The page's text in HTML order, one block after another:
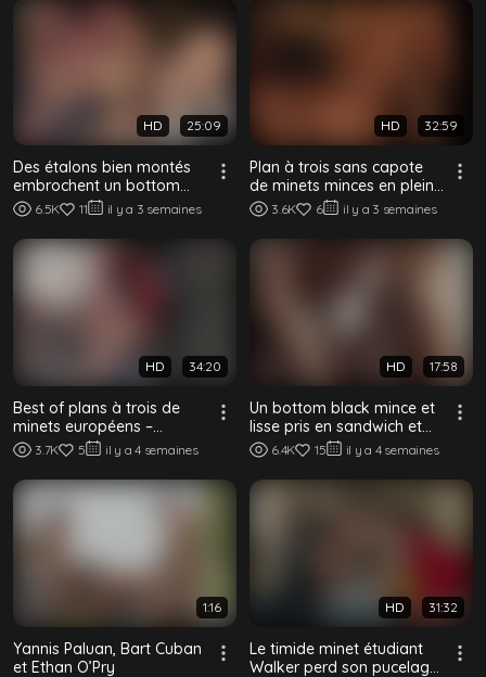
HD 25:09
Des étalons bien montés
embrochent un bottom
minet soumis
6.5K 11 il y a 3 semaines
HD 32:59
Plan à trois sans capote
de minets minces en plein
air parmi d’anciennes
ruines de...
3.6K 6 il y a 3 semaines
HD 34:20
Best of plans à trois de
minets européens –
Compilation bareback
3.7K 5 il y a 4 semaines
HD 17:58
Un bottom black mince et
lisse pris en sandwich et
breedé par deux tops
blacks bie...
6.4K 15 il y a 4 semaines
1:16
Yannis Paluan, Bart Cuban
et Ethan O’Pry
HD 31:32
Le timide minet étudiant
Walker perd son pucelage